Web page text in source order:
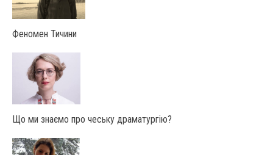
Феномен Тичини
Що ми знаємо про чеську драматургію?